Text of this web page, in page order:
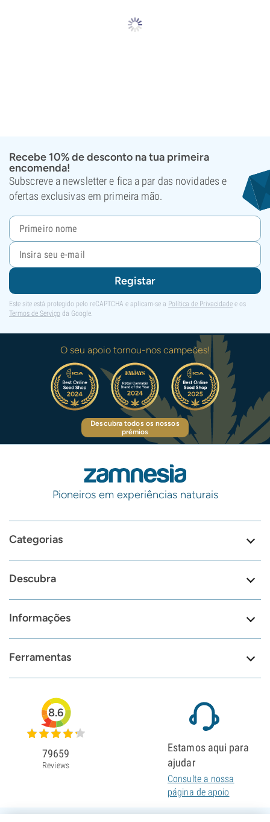
Recebe 10% de desconto na tua primeira
encomenda!
Subscreve a newsletter e fica a par das novidades e
ofertas exclusivas em primeira mão.
Registar
Este site está protegido pelo reCAPTCHA e aplicam-se a Política de Privacidade e os
Termos de Serviço da Google.
O seu apoio tornou-nos campeões!
Descubra todos os nossos
prémios
Pioneiros em experiências naturais
Categorias
Descubra
Informações
Ferramentas
8.6
79659
Reviews
Estamos aqui para
ajudar
Consulte a nossa
página de apoio